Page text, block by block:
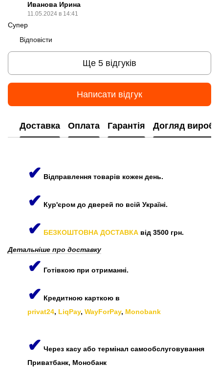
Иванова Ирина
11.05.2024 в 14:41
Супер
Відповісти
Ще 5 відгуків
Написати відгук
Доставка Оплата Гарантія Догляд
✔ Відправлення товарів кожен день.
✔ Кур'єром до дверей по всій Україні.
✔ БЕЗКОШТОВНА ДОСТАВКА від 3500 грн.
Детальніше про доставку
✔ Готівкою при отриманні.
✔ Кредитною карткою в
privat24, LiqPay, WayForPay, Monobank
✔ Через касу або термінал самообслуговування
Приватбанк, Монобанк